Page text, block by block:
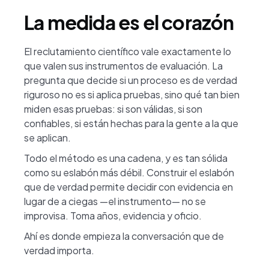
La medida es el corazón
El reclutamiento científico vale exactamente lo
que valen sus instrumentos de evaluación. La
pregunta que decide si un proceso es de verdad
riguroso no es si aplica pruebas, sino qué tan bien
miden esas pruebas: si son válidas, si son
confiables, si están hechas para la gente a la que
se aplican.
Todo el método es una cadena, y es tan sólida
como su eslabón más débil. Construir el eslabón
que de verdad permite decidir con evidencia en
lugar de a ciegas —el instrumento— no se
improvisa. Toma años, evidencia y oficio.
Ahí es donde empieza la conversación que de
verdad importa.